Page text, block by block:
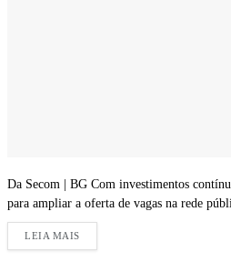
Da Secom | BG Com investimentos
para ampliar a oferta de vagas na rede
LEIA MAIS